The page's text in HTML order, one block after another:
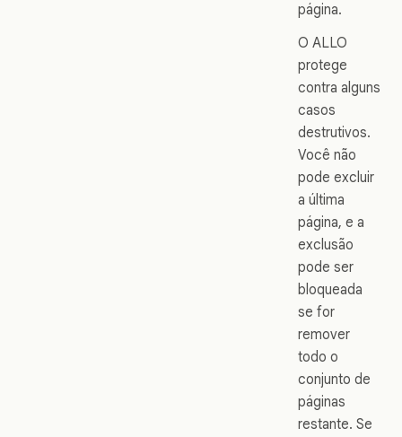
página.
O ALLO
protege
contra alguns
casos
destrutivos.
Você não
pode excluir
a última
página, e a
exclusão
pode ser
bloqueada
se for
remover
todo o
conjunto de
páginas
restante. Se